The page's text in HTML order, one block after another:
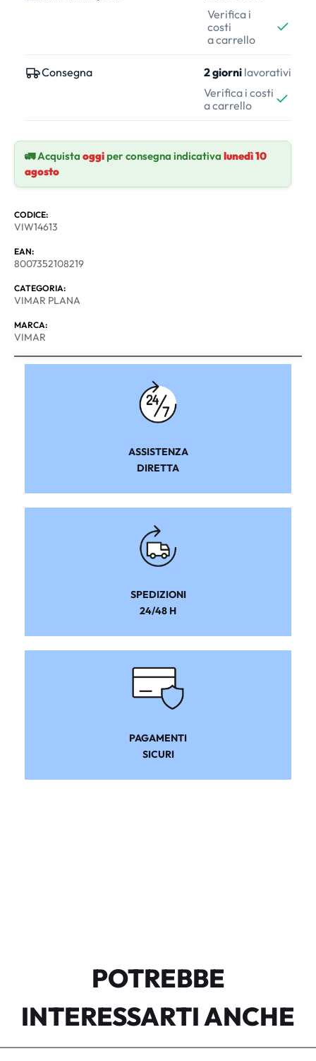
Verifica i
costi
a carrello
Consegna 2 giorni lavorativi
Verifica i costi
a carrello
🚛 Acquista oggiper consegna indicativa lunedì 10
agosto
CODICE:
VIW14613
EAN:
8007352108219
CATEGORIA:
VIMAR PLANA
MARCA:
VIMAR
ASSISTENZA
DIRETTA
SPEDIZIONI
24/48 H
PAGAMENTI
SICURI
POTREBBE
INTERESSARTI ANCHE